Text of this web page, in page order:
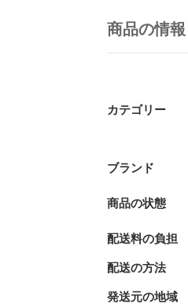
商品の情報
カテゴリー
ブランド
商品の状態
配送料の負担
配送の方法
発送元の地域